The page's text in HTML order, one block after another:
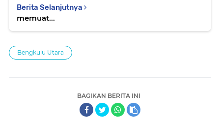
Berita Selanjutnya
memuat...
Bengkulu Utara
BAGIKAN BERITA INI